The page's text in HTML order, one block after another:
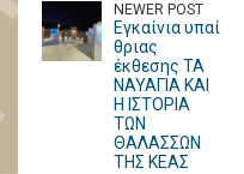
NEWER POST
Eγκαίνια υπαί
θριας
έκθεσης ΤΑ
ΝΑΥΑΓΙΑ ΚΑΙ
Η ΙΣΤΟΡΙΑ
ΤΩΝ
ΘΑΛΑΣΣΩΝ
ΤΗΣ ΚΕΑΣ